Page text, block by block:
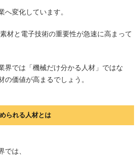
へ変化しています。
材と電子技術の重要性が急速に高まって
界では「機械だけ分かる人材」ではな
の価値が高まるでしょう。
られる人材とは
では、